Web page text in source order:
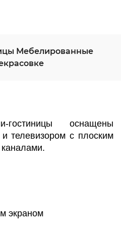
Мебелированные
оснащены
телевизором с плоским
экраном